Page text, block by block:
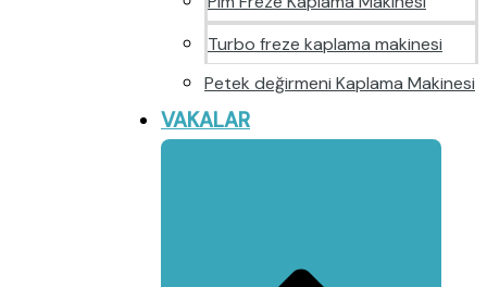
Turbo freze kaplama makinesi
Petek değirmeni Kaplama Makinesi
VAKALAR